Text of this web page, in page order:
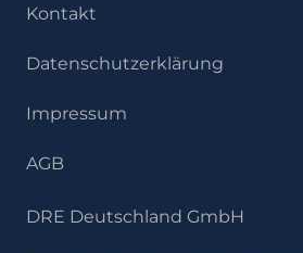
Kontakt
Datenschutzerklärung
Impressum
AGB
DRE Deutschland GmbH